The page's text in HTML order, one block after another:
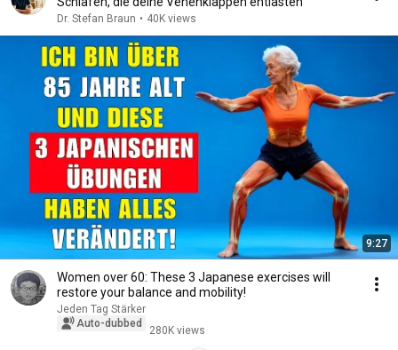
Dr. Stefan Braun • 40K views
9:27
Women over 60: These 3 Japanese exercises will
restore your balance and mobility!
Jeden Tag Stärker
Auto-dubbed
280K views